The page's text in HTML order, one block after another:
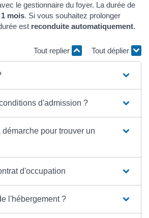
le gestionnaire du foyer. La durée de
mois. Si vous souhaitez prolonger
est reconduite automatiquement.
Tout replier Tout déplier
d'admission ?
pour trouver un
d'occupation
l'hébergement ?